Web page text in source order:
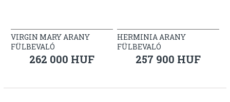
VIRGIN MARY ARANY
FÜLBEVALÓ
262 000 HUF
HERMINIA ARANY
FÜLBEVALÓ
257 900 HUF